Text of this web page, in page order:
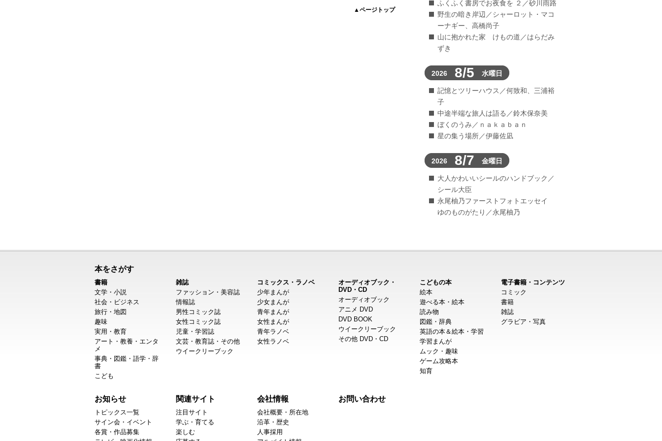
▲ページトップ
ふくふく書房でお夜食を ２／砂川雨路
野生の暗き岸辺／シャーロット・マコ
ーナギー、高橋尚子
山に抱かれた家 けもの道／はらだみ
ずき
2026 8/5 水曜日
記憶とツリーハウス／何致和、三浦裕
子
中途半端な旅人は語る／鈴木保奈美
ぼくのうみ／ｎａｋａｂａｎ
星の集う場所／伊藤佐凪
2026 8/7 金曜日
大人かわいいシールのハンドブック／
シール大臣
永尾柚乃ファーストフォトエッセイ
ゆのものがたり／永尾柚乃
本をさがす
書籍
文学・小説
社会・ビジネス
旅行・地図
趣味
実用・教育
アート・教養・エンタ
メ
事典・図鑑・語学・辞
書
こども
雑誌
ファッション・美容誌
情報誌
男性コミック誌
女性コミック誌
児童・学習誌
文芸・教育誌・その他
ウイークリーブック
コミックス・ラノベ
少年まんが
少女まんが
青年まんが
女性まんが
青年ラノベ
女性ラノベ
オーディオブック・
DVD・CD
オーディオブック
アニメ DVD
DVD BOOK
ウイークリーブック
その他 DVD・CD
こどもの本
絵本
遊べる本・絵本
読み物
図鑑・辞典
英語の本＆絵本・学習
学習まんが
ムック・趣味
ゲーム攻略本
知育
電子書籍・コンテンツ
コミック
書籍
雑誌
グラビア・写真
お知らせ
トピックス一覧
サイン会・イベント
各賞・作品募集
関連サイト
注目サイト
学ぶ・育てる
楽しむ
会社情報
会社概要・所在地
沿革・歴史
人事採用
お問い合わせ